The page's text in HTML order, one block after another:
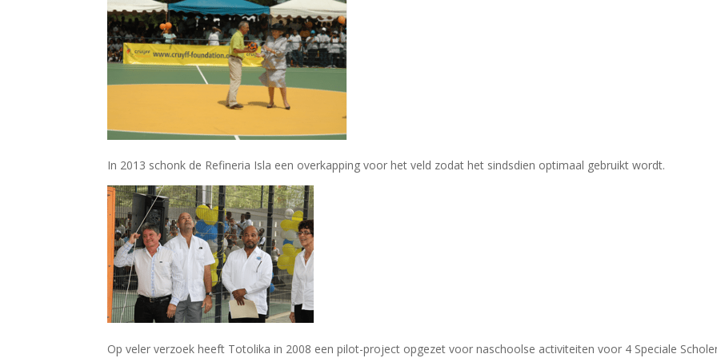
In 2013 schonk de Refineria Isla een overkapping voor het veld zodat het sindsdien optimaal gebruikt wordt.
Op veler verzoek heeft Totolika in 2008 een pilot-project opgezet voor naschoolse activiteiten voor 4 Speciale